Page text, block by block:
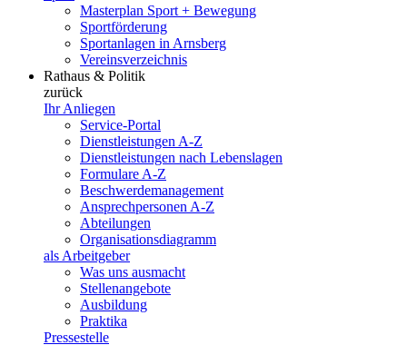
Masterplan Sport + Bewegung
Sportförderung
Sportanlagen in Arnsberg
Vereinsverzeichnis
Rathaus & Politik
zurück
Ihr Anliegen
Service-Portal
Dienstleistungen A-Z
Dienstleistungen nach Lebenslagen
Formulare A-Z
Beschwerdemanagement
Ansprechpersonen A-Z
Abteilungen
Organisationsdiagramm
als Arbeitgeber
Was uns ausmacht
Stellenangebote
Ausbildung
Praktika
Pressestelle